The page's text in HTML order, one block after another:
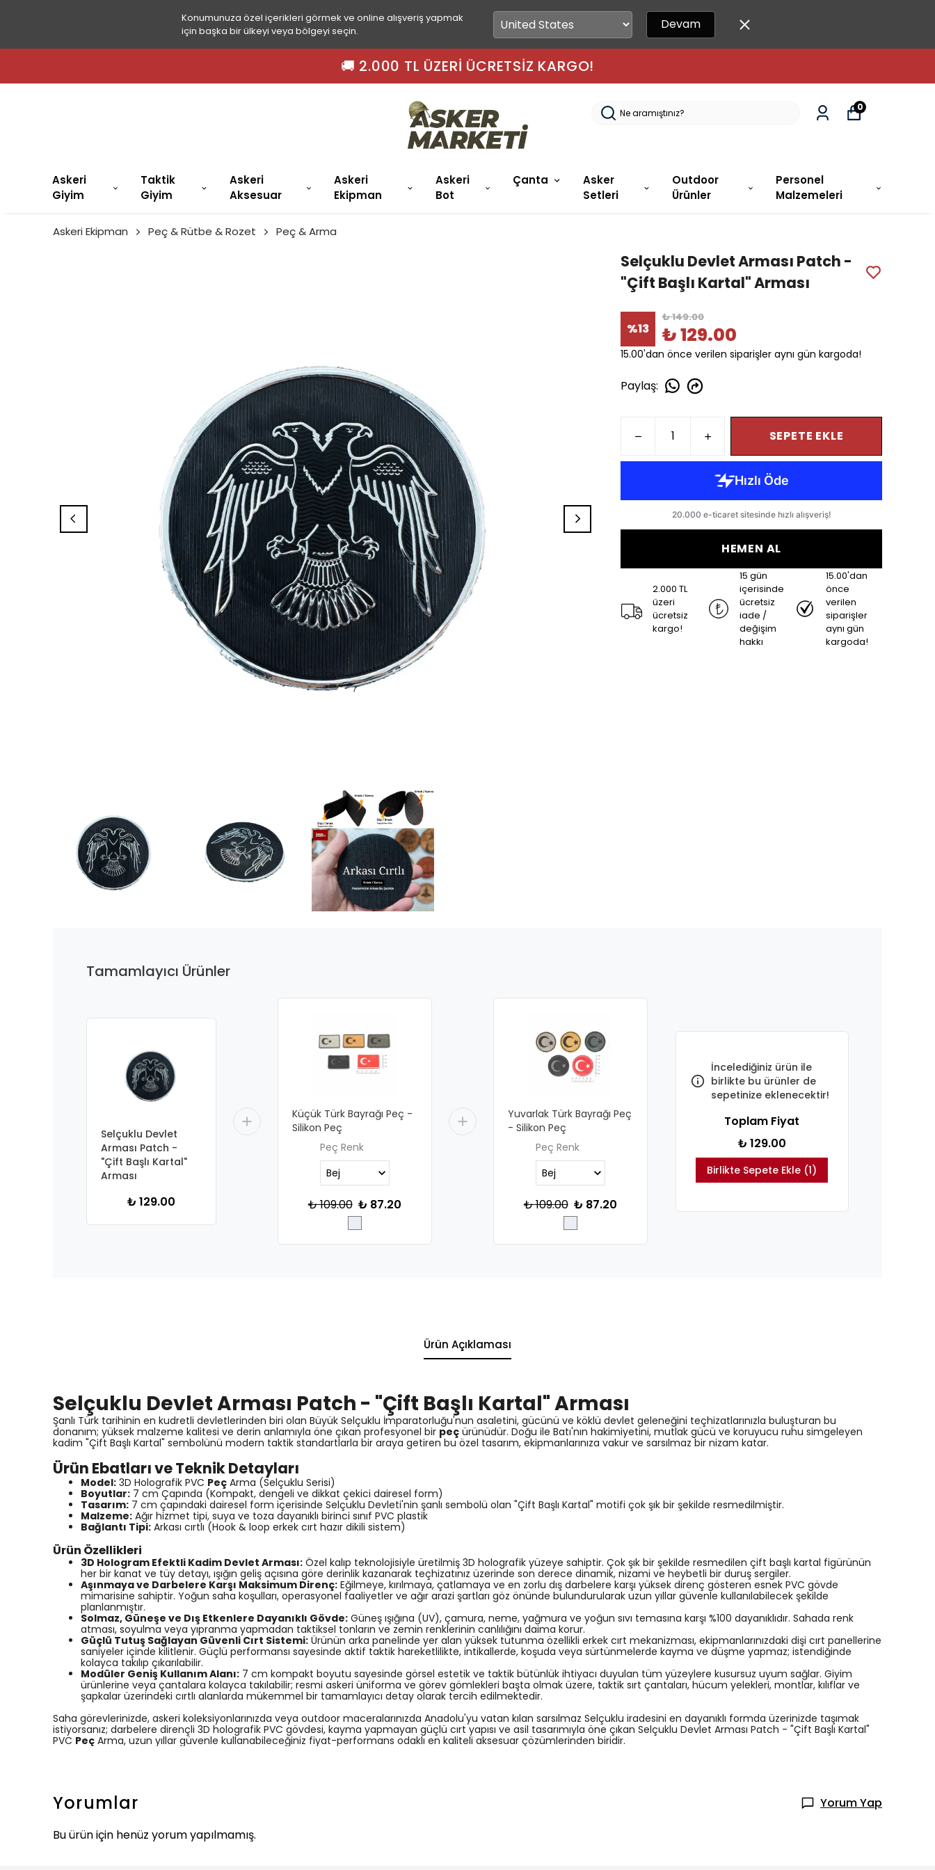
Konumunuza özel içerikleri görmek ve online alışveriş yapmak
için başka bir ülkeyi veya bölgeyi seçin.
Devam
🚚 2.000 TL ÜZERI ÜCRETSIZ KARGO!
Askeri
Giyim
Taktik
Giyim
Askeri
Aksesuar
Askeri
Ekipman
Askeri
Bot
Çanta
Asker
Setleri
Outdoor
Ürünler
Personel
Malzemeleri
0
Askeri Ekipman Peç & Rütbe & Rozet Peç & Arma
Selçuklu Devlet Arması Patch -
"Çift Başlı Kartal" Arması
%13
₺ 149.00
₺ 129.00
15.00'dan önce verilen siparişler aynı gün kargoda!
Paylaş:
SEPETE EKLE
HEMEN AL
2.000 TL
üzeri
ücretsiz
kargo!
15 gün
içerisinde
ücretsiz
iade /
değişim
hakkı
15.00'dan
önce
verilen
siparişler
aynı gün
kargoda!
Tamamlayıcı Ürünler
Selçuklu Devlet
Arması Patch -
"Çift Başlı Kartal"
Arması
₺ 129.00
Küçük Türk Bayrağı Peç -
Silikon Peç
Peç Renk
₺ 109.00 ₺ 87.20
Yuvarlak Türk Bayrağı Peç
- Silikon Peç
Peç Renk
₺ 109.00 ₺ 87.20
İncelediğiniz ürün ile
birlikte bu ürünler de
sepetinize eklenecektir!
Toplam Fiyat
₺ 129.00
Birlikte Sepete Ekle (1)
Ürün Açıklaması
Selçuklu Devlet Arması Patch - "Çift Başlı Kartal" Arması
Şanlı Türk tarihinin en kudretli devletlerinden biri olan Büyük Selçuklu İmparatorluğu'nun asaletini, gücünü ve köklü devlet geleneğini teçhizatlarınızla buluşturan bu
donanım; yüksek malzeme kalitesi ve derin anlamıyla öne çıkan profesyonel bir peç ürünüdür. Doğu ile Batı'nın hakimiyetini, mutlak gücü ve koruyucu ruhu simgeleyen
kadim "Çift Başlı Kartal" sembolünü modern taktik standartlarla bir araya getiren bu özel tasarım, ekipmanlarınıza vakur ve sarsılmaz bir nizam katar.
Ürün Ebatları ve Teknik Detayları
Model: 3D Holografik PVC Peç Arma (Selçuklu Serisi)
Boyutlar: 7 cm Çapında (Kompakt, dengeli ve dikkat çekici dairesel form)
Tasarım: 7 cm çapındaki dairesel form içerisinde Selçuklu Devleti'nin şanlı sembolü olan "Çift Başlı Kartal" motifi çok şık bir şekilde resmedilmiştir.
Malzeme: Ağır hizmet tipi, suya ve toza dayanıklı birinci sınıf PVC plastik
Bağlantı Tipi: Arkası cırtlı (Hook & loop erkek cırt hazır dikili sistem)
Ürün Özellikleri
3D Hologram Efektli Kadim Devlet Arması: Özel kalıp teknolojisiyle üretilmiş 3D holografik yüzeye sahiptir. Çok şık bir şekilde resmedilen çift başlı kartal figürünün
her bir kanat ve tüy detayı, ışığın geliş açısına göre derinlik kazanarak teçhizatınız üzerinde son derece dinamik, nizami ve heybetli bir duruş sergiler.
Aşınmaya ve Darbelere Karşı Maksimum Direnç: Eğilmeye, kırılmaya, çatlamaya ve en zorlu dış darbelere karşı yüksek direnç gösteren esnek PVC gövde
mimarisine sahiptir. Yoğun saha koşulları, operasyonel faaliyetler ve ağır arazi şartları göz önünde bulundurularak uzun yıllar güvenle kullanılabilecek şekilde
planlanmıştır.
Solmaz, Güneşe ve Dış Etkenlere Dayanıklı Gövde: Güneş ışığına (UV), çamura, neme, yağmura ve yoğun sıvı temasına karşı %100 dayanıklıdır. Sahada renk
atması, soyulma veya yıpranma yapmadan taktiksel tonların ve zemin renklerinin canlılığını daima korur.
Güçlü Tutuş Sağlayan Güvenli Cırt Sistemi: Ürünün arka panelinde yer alan yüksek tutunma özellikli erkek cırt mekanizması, ekipmanlarınızdaki dişi cırt panellerine
saniyeler içinde kilitlenir. Güçlü performansı sayesinde aktif taktik hareketlilikte, intikallerde, koşuda veya sürtünmelerde kayma ve düşme yapmaz; istendiğinde
kolayca takılıp çıkarılabilir.
Modüler Geniş Kullanım Alanı: 7 cm kompakt boyutu sayesinde görsel estetik ve taktik bütünlük ihtiyacı duyulan tüm yüzeylere kusursuz uyum sağlar. Giyim
ürünlerine veya çantalara kolayca takılabilir; resmi askeri üniforma ve görev gömlekleri başta olmak üzere, taktik sırt çantaları, hücum yelekleri, montlar, kılıflar ve
şapkalar üzerindeki cırtlı alanlarda mükemmel bir tamamlayıcı detay olarak tercih edilmektedir.
Saha görevlerinizde, askeri koleksiyonlarınızda veya outdoor maceralarınızda Anadolu'yu vatan kılan sarsılmaz Selçuklu iradesini en dayanıklı formda üzerinizde taşımak
istiyorsanız; darbelere dirençli 3D holografik PVC gövdesi, kayma yapmayan güçlü cırt yapısı ve asil tasarımıyla öne çıkan Selçuklu Devlet Arması Patch - "Çift Başlı Kartal"
PVC Peç Arma, uzun yıllar güvenle kullanabileceğiniz fiyat-performans odaklı en kaliteli aksesuar çözümlerinden biridir.
Yorumlar
Yorum Yap
Bu ürün için henüz yorum yapılmamış.